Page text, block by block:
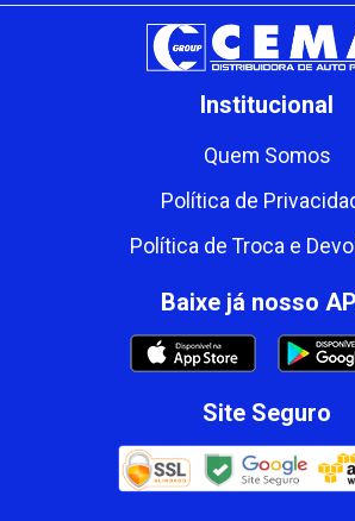
Institucional
Quem Somos
Política de
Política de Troca e
Baixe já nosso
Site Seguro